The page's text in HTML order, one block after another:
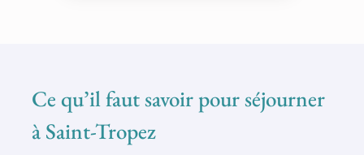
Ce qu’il faut savoir pour séjourner
à Saint-Tropez